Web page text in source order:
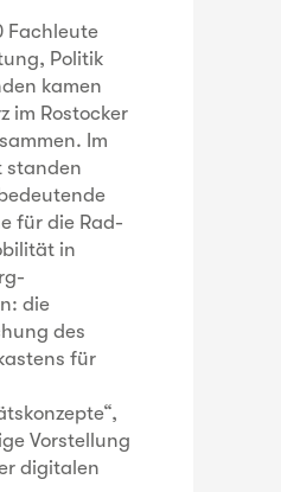
Fachleute
Politik
kamen
im Rostocker
Im
standen
für die Rad-
in
die
des
für
Vorstellung
digitalen